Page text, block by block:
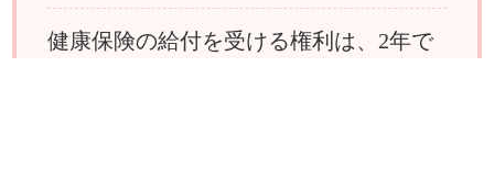
サイトマップ